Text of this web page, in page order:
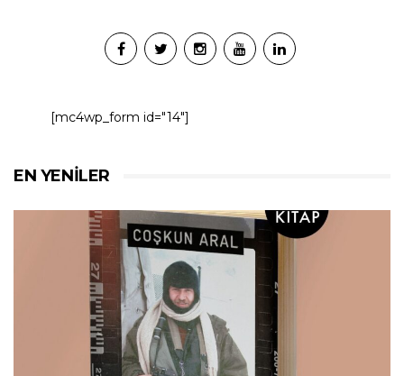
[mc4wp_form id="14"]
EN YENILER